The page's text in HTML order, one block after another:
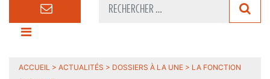
ACCUEIL > ACTUALITÉS > DOSSIERS À LA UNE > LA FONCTION